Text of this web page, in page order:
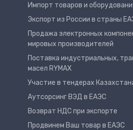
Импорт товаров и
Экспорт из России в страны
Продажа электронных
мировых производителей
Поставка индустриальных,
масел RYMAX
Участие в тендерах
Аутсорсинг ВЭД в ЕАЭС
Возврат НДС при экспорте
Продвинем Ваш товар в ЕАЭС